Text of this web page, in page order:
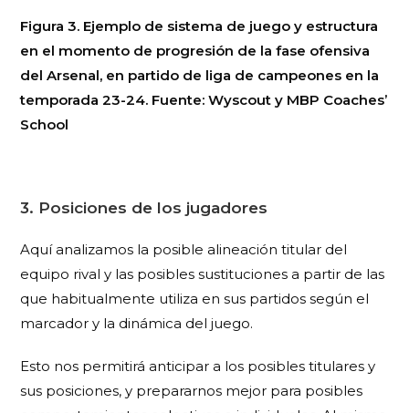
Figura 3. Ejemplo de sistema de juego y estructura
en el momento de progresión de la fase ofensiva
del Arsenal, en partido de liga de campeones en la
temporada 23-24. Fuente: Wyscout y MBP Coaches’
School
3. Posiciones de los jugadores
Aquí analizamos la posible alineación titular del
equipo rival y las posibles sustituciones a partir de las
que habitualmente utiliza en sus partidos según el
marcador y la dinámica del juego.
Esto nos permitirá anticipar a los posibles titulares y
sus posiciones, y prepararnos mejor para posibles